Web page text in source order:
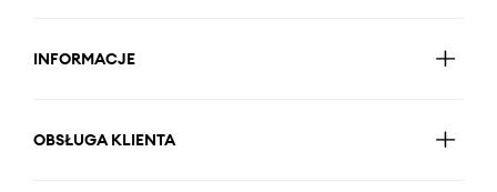
INFORMACJE
OBSŁUGA KLIENTA